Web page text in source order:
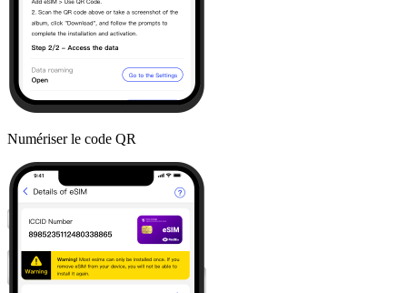
Numériser le code QR